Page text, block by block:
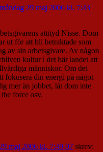
måndag 29 maj 2006 kl. 7:43
attityd Nisse. Dom
ut för att bli betraktade som
av sin arbetsgivare. Av någon
kultur i det här landet att
människor. Om det
fokusera din energi på något
mer än jobbet, låt dom inte
force osv.
maj 2006 kl. 7:49 07 skrev: